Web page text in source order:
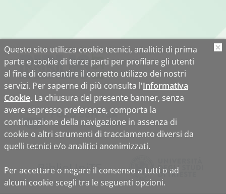
BiblioUniTS
Questo sito utilizza cookie tecnici, analitici di prima
parte e cookie di terze parti per profilare gli utenti
al fine di consentire il corretto utilizzo dei nostri
servizi. Per saperne di più consulta l'Informativa
Cookie. La chiusura del presente banner, senza
avere espresso preferenze, comporta la
continuazione della navigazione in assenza di
cookie o altri strumenti di tracciamento diversi da
quelli tecnici e/o analitici anonimizzati.
Per accettare o negare il consenso a tutti o ad
alcuni cookie scegli tra le seguenti opzioni.